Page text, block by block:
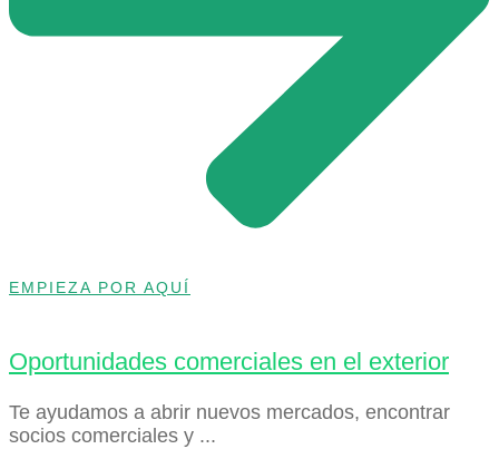
EMPIEZA POR AQUÍ
Oportunidades comerciales en el exterior
Te ayudamos a abrir nuevos mercados, encontrar
socios comerciales y ...